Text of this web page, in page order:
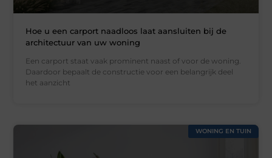
Hoe u een carport naadloos laat aansluiten bij de
architectuur van uw woning
Een carport staat vaak prominent naast of voor de woning.
Daardoor bepaalt de constructie voor een belangrijk deel
het aanzicht
WONING EN TUIN